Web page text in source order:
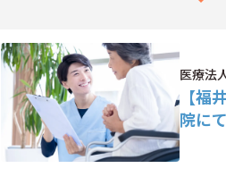
医療法
【
院に